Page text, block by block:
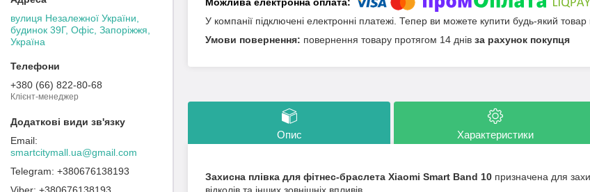
У компанії підключені електронні платежі. Тепер ви можете купити будь-який
повернення товару протягом 14 днів за рахунок покупця
Опис Характеристики
Захисна плівка для фітнес-браслета Xiaomi Smart Band 10 призначена для
вулиця Незалежної України,
будинок 39Г, Офіс, Запоріжжя,
Україна
+380 (66) 822-80-68
Клієнт-менеджер
smartcitymall.ua@gmail.com
+380676138193
+380676138193